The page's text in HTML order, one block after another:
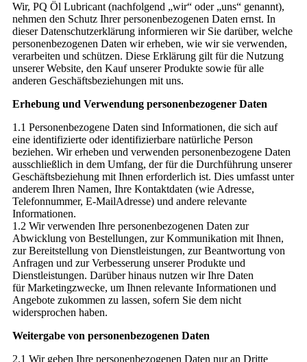
Wir, PQ Öl Lubricant (nachfolgend „wir“ oder „uns“ genannt),
nehmen den Schutz Ihrer personenbezogenen Daten ernst. In
dieser Datenschutzerklärung informieren wir Sie darüber, welche
personenbezogenen Daten wir erheben, wie wir sie verwenden,
verarbeiten und schützen. Diese Erklärung gilt für die Nutzung
unserer Website, den Kauf unserer Produkte sowie für alle
anderen Geschäftsbeziehungen mit uns.
Erhebung und Verwendung personenbezogener Daten
1.1 Personenbezogene Daten sind Informationen, die sich auf
eine identifizierte oder identifizierbare natürliche Person
beziehen. Wir erheben und verwenden personenbezogene Daten
ausschließlich in dem Umfang, der für die Durchführung unserer
Geschäftsbeziehung mit Ihnen erforderlich ist. Dies umfasst unter
anderem Ihren Namen, Ihre Kontaktdaten (wie Adresse,
Telefonnummer, E-MailAdresse) und andere relevante
Informationen.
1.2 Wir verwenden Ihre personenbezogenen Daten zur
Abwicklung von Bestellungen, zur Kommunikation mit Ihnen,
zur Bereitstellung von Dienstleistungen, zur Beantwortung von
Anfragen und zur Verbesserung unserer Produkte und
Dienstleistungen. Darüber hinaus nutzen wir Ihre Daten
für Marketingzwecke, um Ihnen relevante Informationen und
Angebote zukommen zu lassen, sofern Sie dem nicht
widersprochen haben.
Weitergabe von personenbezogenen Daten
2.1 Wir geben Ihre personenbezogenen Daten nur an Dritte